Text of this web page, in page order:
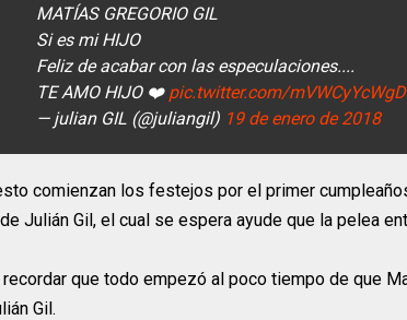
MATÍAS GREGORIO GIL
Si es mi HIJO
Feliz de acabar con las especulaciones....
TE AMO HIJO ❤️ pic.twitter.com/mVWCyYcWgD
— julian GIL (@juliangil) 19 de enero de 2018
comienzan los festejos por el primer
Julián Gil, el cual se espera ayude que la pelea
recordar que todo empezó al poco tiempo de que
Gil.